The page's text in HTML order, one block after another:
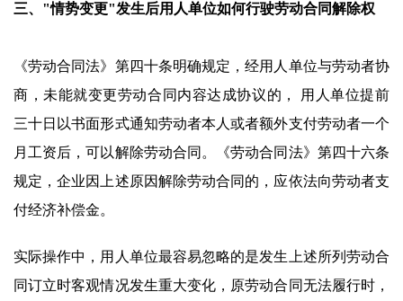
三、"情势变更"发生后用人单位如何行驶劳动合同解除权
《劳动合同法》第四十条明确规定，经用人单位与劳动者协
商，未能就变更劳动合同内容达成协议的， 用人单位提前
三十日以书面形式通知劳动者本人或者额外支付劳动者一个
月工资后，可以解除劳动合同。《劳动合同法》第四十六条
规定，企业因上述原因解除劳动合同的，应依法向劳动者支
付经济补偿金。
实际操作中，用人单位最容易忽略的是发生上述所列劳动合
同订立时客观情况发生重大变化，原劳动合同无法履行时，